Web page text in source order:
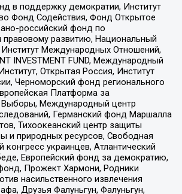
в поддержку демократии, Институт
Фонд Содействия, Фонд Открытое
российский фонд по
развитию, Национальный
Международных Отношений,
INVESTMENT FUND, Международный
Открытая Россия, Институт
Черноморский фонд регионального
Платформа за
Международный центр
Германский фонд Маршалла
Тихоокеанский центр защиты
и природных ресурсов, Свободная
украинцев, Атлантический
Европейский фонд за демократию,
Прожект Хармони, Родники
насильственного извлечения
Друзья Фалуньгун, Фалуньгун,